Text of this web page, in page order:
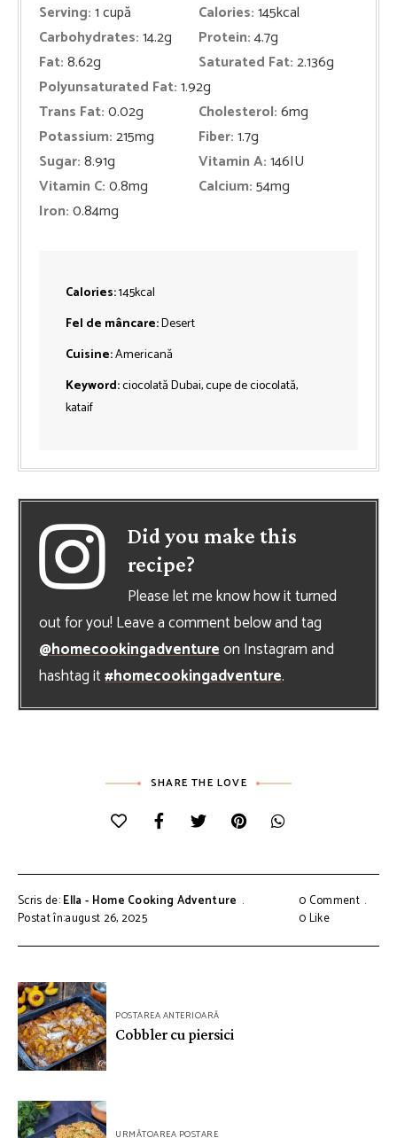
Serving:1cupă Calories:145kcal
Carbohydrates:14.2g Protein:4.7g
Fat:8.62g Saturated Fat:2.136g
Polyunsaturated Fat:1.92g
Trans Fat:0.02g Cholesterol:6mg
Potassium:215mg Fiber:1.7g
Sugar:8.91g Vitamin A:146IU
Vitamin C:0.8mg Calcium:54mg
Iron:0.84mg
Calories:145kcal
Fel de mâncare:Desert
Cuisine:Americană
Keyword:ciocolată Dubai, cupe de ciocolată,
kataif
Did you make this
recipe?
Please let me know how it turned
out for you! Leave a comment below and tag
@homecookingadventureon Instagram and
hashtag it#homecookingadventure.
SHARE THE LOVE
Scris de:Ella - Home Cooking Adventure
Postat în:august 26, 2025
0 Comment
0Like
Navigare
în
articole
POSTAREA ANTERIOARĂ
Cobbler cu piersici
URMĂTOAREA POSTARE